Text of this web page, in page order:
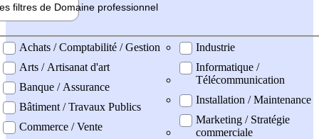
filtres de Domaine professionnel
professionel
Achats / Comptabilité / Gestion
Arts / Artisanat d'art
Banque / Assurance
Bâtiment / Travaux Publics
Commerce / Vente
Industrie
Informatique /
Télécommunication
Installation / Maintenance
Marketing / Stratégie
commerciale